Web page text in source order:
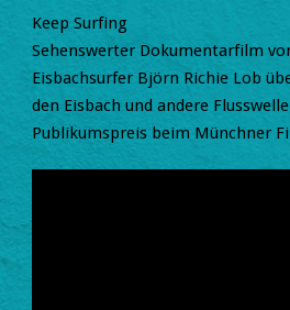
Keep Surfing
Sehenswerter Dokumentarfilm
Eisbachsurfer Björn Richie Lob
den Eisbach und andere
Publikumspreis beim Münchner